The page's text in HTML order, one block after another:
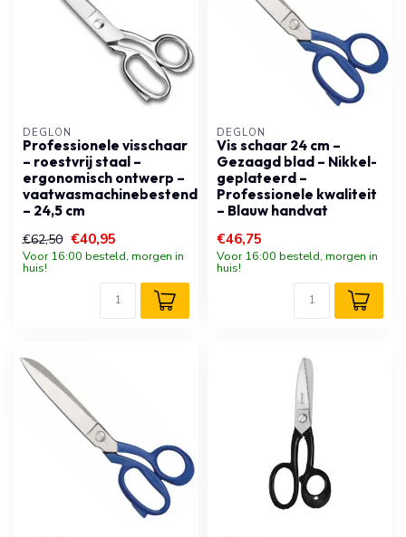
DÉGLON
Professionele visschaar
– roestvrij staal –
ergonomisch ontwerp –
vaatwasmachinebestendig
– 24,5 cm
€62,50 €40,95
Voor 16:00 besteld, morgen in
huis!
DÉGLON
Vis schaar 24 cm –
Gezaagd blad – Nikkel-
geplateerd –
Professionele kwaliteit
– Blauw handvat
€46,75
Voor 16:00 besteld, morgen in
huis!